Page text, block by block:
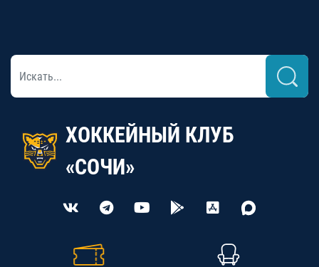
ХОККЕЙНЫЙ КЛУБ
«СОЧИ»